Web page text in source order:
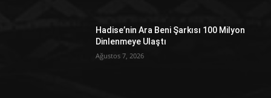
Hadise’nin Ara Beni Şarkısı 100 Milyon
Dinlenmeye Ulaştı
Ağustos 7, 2026